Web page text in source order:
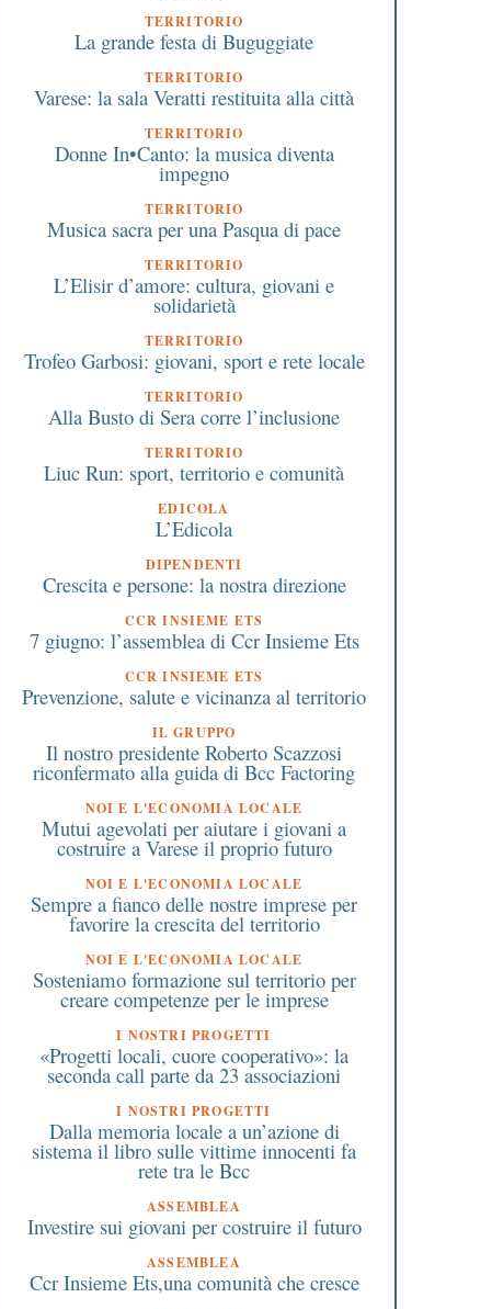
19 Settembre 2024
Weekend di grande musica
al Sacro Monte di Varese
per restaurare le campane
del Santuario
7 Gennaio 2018
Nasce nel legnanese
l’agenzia per gli affitti
calmierati
TERRITORIO
La grande festa di Buguggiate
TERRITORIO
Varese: la sala Veratti restituita alla città
TERRITORIO
Donne In•Canto: la musica diventa
impegno
TERRITORIO
Musica sacra per una Pasqua di pace
TERRITORIO
L’Elisir d’amore: cultura, giovani e
solidarietà
TERRITORIO
Trofeo Garbosi: giovani, sport e rete locale
TERRITORIO
Alla Busto di Sera corre l’inclusione
TERRITORIO
Liuc Run: sport, territorio e comunità
EDICOLA
L’Edicola
DIPENDENTI
Crescita e persone: la nostra direzione
CCR INSIEME ETS
7 giugno: l’assemblea di Ccr Insieme Ets
CCR INSIEME ETS
Prevenzione, salute e vicinanza al territorio
IL GRUPPO
Il nostro presidente Roberto Scazzosi
riconfermato alla guida di Bcc Factoring
NOI E L'ECONOMIA LOCALE
Mutui agevolati per aiutare i giovani a
costruire a Varese il proprio futuro
NOI E L'ECONOMIA LOCALE
Sempre a fianco delle nostre imprese per
favorire la crescita del territorio
NOI E L'ECONOMIA LOCALE
Sosteniamo formazione sul territorio per
creare competenze per le imprese
I NOSTRI PROGETTI
«Progetti locali, cuore cooperativo»: la
seconda call parte da 23 associazioni
I NOSTRI PROGETTI
Dalla memoria locale a un’azione di
sistema il libro sulle vittime innocenti fa
rete tra le Bcc
ASSEMBLEA
Investire sui giovani per costruire il futuro
ASSEMBLEA
Ccr Insieme Ets,una comunità che cresce